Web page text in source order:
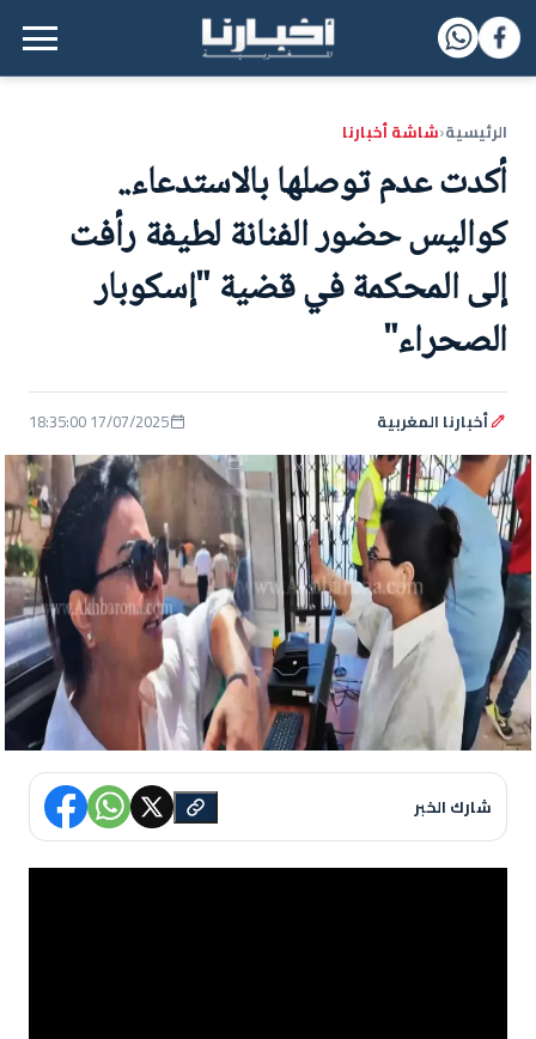
القائمة الرئيسية
الرئيسية‹شاشة أخبارنا
أكدت عدم توصلها بالاستدعاء..
كواليس حضور الفنانة لطيفة رأفت
إلى المحكمة في قضية "إسكوبار
الصحراء"
أخبارنا المغربية 17/07/2025 18:35:00
شارك الخبر